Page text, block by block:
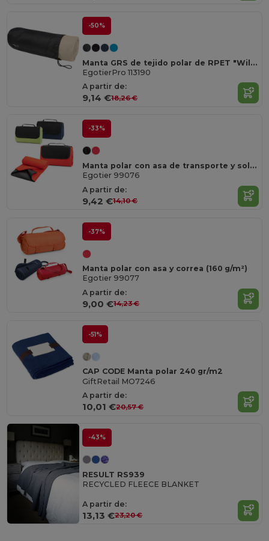
-50%
Manta GRS de tejido polar de RPET "Willow"
EgotierPro 113190
A partir de:
9,14 €18,26 €
-33%
Manta polar con asa de transporte y solapa (180 g/m²)
Egotier 99076
A partir de:
9,42 €14,10 €
-37%
Manta polar con asa y correa (160 g/m²)
Egotier 99077
A partir de:
9,00 €14,23 €
-51%
CAP CODE Manta polar 240 gr/m2
GiftRetail MO7246
A partir de:
10,01 €20,57 €
-43%
RESULT RS939
RECYCLED FLEECE BLANKET
A partir de:
13,13 €23,20 €